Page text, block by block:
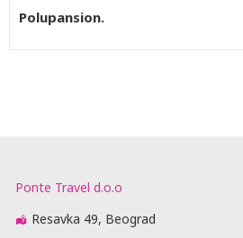
Polupansion.
Ponte Travel d.o.o
Resavka 49, Beograd